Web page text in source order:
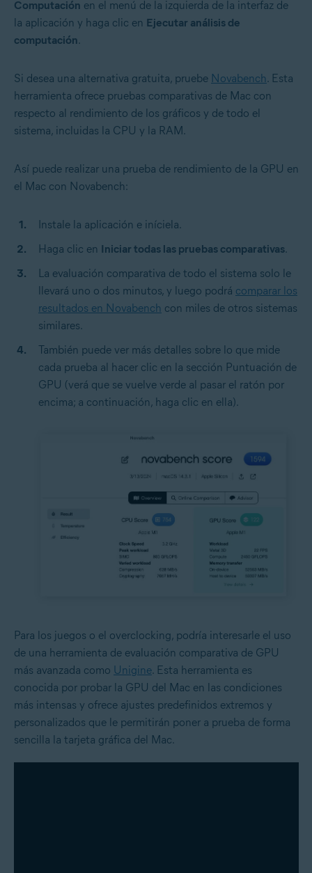
Computación en el menú de la izquierda de la interfaz de
la aplicación y haga clic en Ejecutar análisis de
computación.
Si desea una alternativa gratuita, pruebe Novabench. Esta
herramienta ofrece pruebas comparativas de Mac con
respecto al rendimiento de los gráficos y de todo el
sistema, incluidas la CPU y la RAM.
Así puede realizar una prueba de rendimiento de la GPU en
el Mac con Novabench:
Instale la aplicación e iníciela.
Haga clic en Iniciar todas las pruebas comparativas.
La evaluación comparativa de todo el sistema solo le
llevará uno o dos minutos, y luego podrá comparar los
resultados en Novabench con miles de otros sistemas
similares.
También puede ver más detalles sobre lo que mide
cada prueba al hacer clic en la sección Puntuación de
GPU (verá que se vuelve verde al pasar el ratón por
encima; a continuación, haga clic en ella).
Para los juegos o el overclocking, podría interesarle el uso
de una herramienta de evaluación comparativa de GPU
más avanzada como Unigine. Esta herramienta es
conocida por probar la GPU del Mac en las condiciones
más intensas y ofrece ajustes predefinidos extremos y
personalizados que le permitirán poner a prueba de forma
sencilla la tarjeta gráfica del Mac.